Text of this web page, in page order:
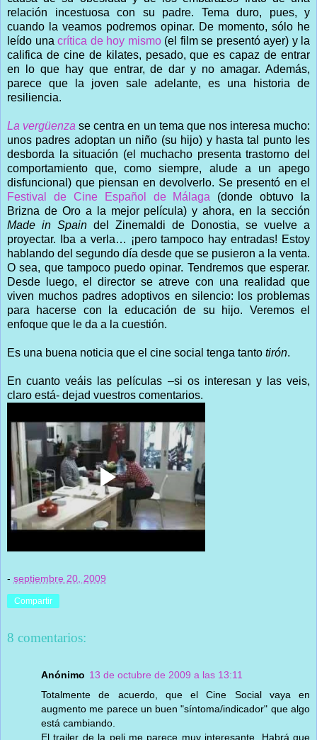
relación incestuosa con su padre. Tema duro, pues, y
cuando la veamos podremos opinar. De momento, sólo he
leído una crítica de hoy mismo(el film se presentó ayer) y la
califica de cine de kilates, pesado, que es capaz de entrar
en lo que hay que entrar, de dar y no amagar. Además,
parece que la joven sale adelante, es una historia de
resiliencia.
La vergüenza se centra en un tema que nos interesa mucho:
unos padres adoptan un niño (su hijo) y hasta tal punto les
desborda la situación (el muchacho presenta trastorno del
comportamiento que, como siempre, alude a un apego
disfuncional) que piensan en devolverlo. Se presentó en el
Festival de Cine Español de Málaga (donde obtuvo la
Brizna de Oro a la mejor película) y ahora, en la sección
Made in Spain del Zinemaldi de Donostia, se vuelve a
proyectar. Iba a verla… ¡pero tampoco hay entradas! Estoy
hablando del segundo día desde que se pusieron a la venta.
O sea, que tampoco puedo opinar. Tendremos que esperar.
Desde luego, el director se atreve con una realidad que
viven muchos padres adoptivos en silencio: los problemas
para hacerse con la educación de su hijo. Veremos el
enfoque que le da a la cuestión.
Es una buena noticia que el cine social tenga tanto tirón.
En cuanto veáis las películas –si os interesan y las veis,
claro está- dejad vuestros comentarios.
- septiembre 20, 2009
Compartir
8 comentarios:
Anónimo 13 de octubre de 2009 a las 13:11
Totalmente de acuerdo, que el Cine Social vaya en
augmento me parece un buen "síntoma/indicador" que algo
está cambiando.
El trailer de la peli me parece muy interesante. Habrá que